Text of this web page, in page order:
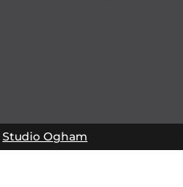
Studio Ogham